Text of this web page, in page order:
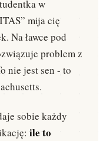
konta, przez essay, po
finansowa uczelni wpływa na
w
mija cię
Na ławce pod
problem z
nie jest sen - to
sobie każdy
ile to